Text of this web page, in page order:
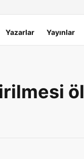
Yazarlar Yayınlar